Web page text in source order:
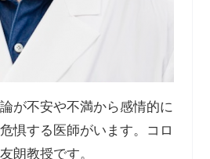
が不安や不満から感情的に
惧する医師がいます。コロ
朗教授です。